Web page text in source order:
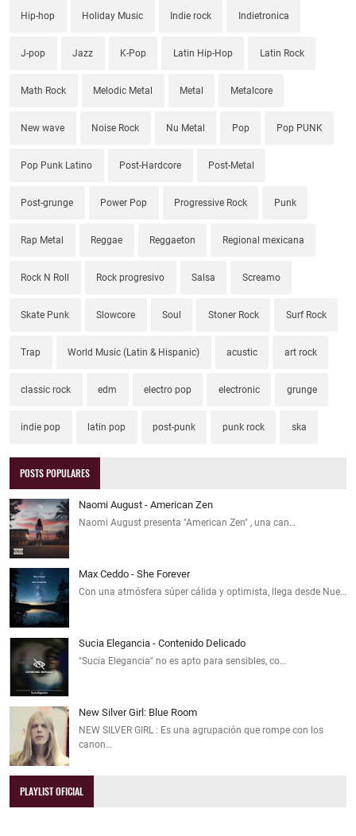
Hip-hop Holiday Music Indie rock Indietronica
J-pop Jazz K-Pop Latin Hip-Hop Latin Rock
Math Rock Melodic Metal Metal Metalcore
New wave Noise Rock Nu Metal Pop Pop PUNK
Pop Punk Latino Post-Hardcore Post-Metal
Post-grunge Power Pop Progressive Rock Punk
Rap Metal Reggae Reggaeton Regional mexicana
Rock N Roll Rock progresivo Salsa Screamo
Skate Punk Slowcore Soul Stoner Rock Surf Rock
Trap World Music (Latin & Hispanic) acustic art rock
classic rock edm electro pop electronic grunge
indie pop latin pop post-punk punk rock ska
POSTS POPULARES
Naomi August - American Zen
Naomi August presenta "American Zen" , una can…
Max Ceddo - She Forever
Con una atmósfera súper cálida y optimista, llega desde Nue…
Sucia Elegancia - Contenido Delicado
"Sucia Elegancia" no es apto para sensibles, co…
New Silver Girl: Blue Room
NEW SILVER GIRL : Es una agrupación que rompe con los
canon…
PLAYLIST OFICIAL